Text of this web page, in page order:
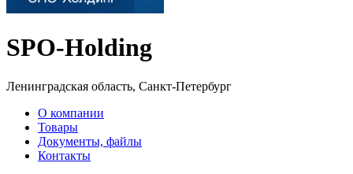
SPO-Holding
Ленинградская область, Санкт-Петербург
О компании
Товары
Документы, файлы
Контакты